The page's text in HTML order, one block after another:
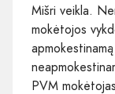
Mišri veikla.
mokėtojos
PVM